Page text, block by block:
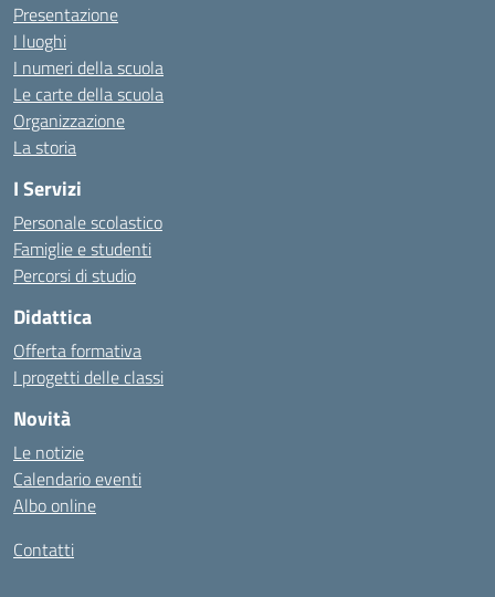
Presentazione
I luoghi
I numeri della scuola
Le carte della scuola
Organizzazione
La storia
I Servizi
Personale scolastico
Famiglie e studenti
Percorsi di studio
Didattica
Offerta formativa
I progetti delle classi
Novità
Le notizie
Calendario eventi
Albo online
Contatti